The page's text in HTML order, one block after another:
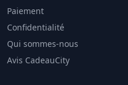
Paiement
Confidentialité
Qui sommes-nous
Avis CadeauCity